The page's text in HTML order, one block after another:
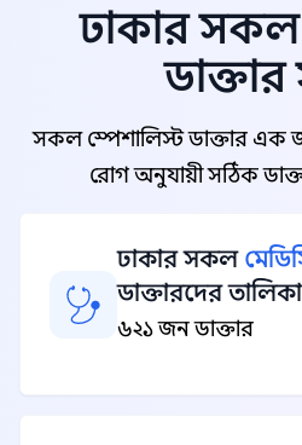
ঢাকার সকল
সকল স্পেশালিস্ট ডাক্তার
রোগ অনুযায়ী সঠিক
ঢাকার সকল
ডাক্তারদের তালিকা
৬২১ জন ডাক্তার